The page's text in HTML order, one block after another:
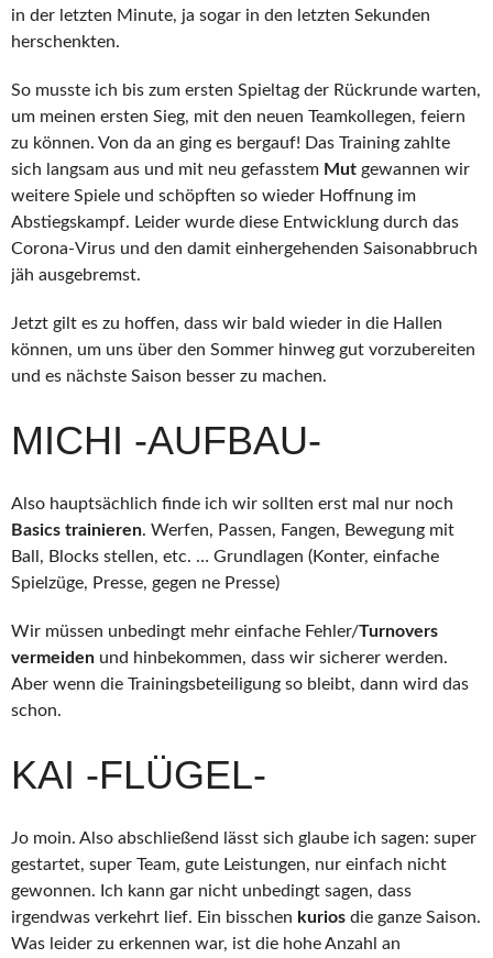
in der letzten Minute, ja sogar in den letzten Sekunden
herschenkten.
So musste ich bis zum ersten Spieltag der Rückrunde warten,
um meinen ersten Sieg, mit den neuen Teamkollegen, feiern
zu können. Von da an ging es bergauf! Das Training zahlte
sich langsam aus und mit neu gefasstem Mut gewannen wir
weitere Spiele und schöpften so wieder Hoffnung im
Abstiegskampf. Leider wurde diese Entwicklung durch das
Corona-Virus und den damit einhergehenden Saisonabbruch
jäh ausgebremst.
Jetzt gilt es zu hoffen, dass wir bald wieder in die Hallen
können, um uns über den Sommer hinweg gut vorzubereiten
und es nächste Saison besser zu machen.
MICHI -AUFBAU-
Also hauptsächlich finde ich wir sollten erst mal nur noch
Basics trainieren. Werfen, Passen, Fangen, Bewegung mit
Ball, Blocks stellen, etc. … Grundlagen (Konter, einfache
Spielzüge, Presse, gegen ne Presse)
Wir müssen unbedingt mehr einfache Fehler/Turnovers
vermeiden und hinbekommen, dass wir sicherer werden.
Aber wenn die Trainingsbeteiligung so bleibt, dann wird das
schon.
KAI -FLÜGEL-
Jo moin. Also abschließend lässt sich glaube ich sagen: super
gestartet, super Team, gute Leistungen, nur einfach nicht
gewonnen. Ich kann gar nicht unbedingt sagen, dass
irgendwas verkehrt lief. Ein bisschen kurios die ganze Saison.
Was leider zu erkennen war, ist die hohe Anzahl an